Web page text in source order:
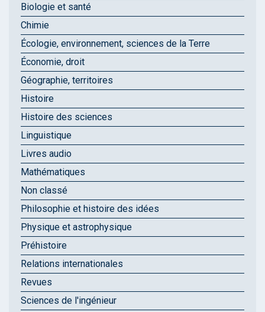
Biologie et santé
Chimie
Écologie, environnement, sciences de la Terre
Économie, droit
Géographie, territoires
Histoire
Histoire des sciences
Linguistique
Livres audio
Mathématiques
Non classé
Philosophie et histoire des idées
Physique et astrophysique
Préhistoire
Relations internationales
Revues
Sciences de l'ingénieur